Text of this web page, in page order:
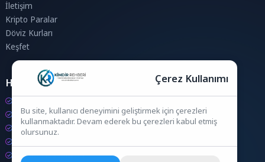
İletişim
Kripto Paralar
Döviz Kurları
Keşfet
Hesaplamalar
Döviz Hesaplama
KDV Hesaplama
Zam Hesaplama
Çerez Kullanımı
Bu site, kullanıcı deneyimini geliştirmek için çerezleri
kullanmaktadır. Devam ederek bu çerezleri kabul etmiş
olursunuz.